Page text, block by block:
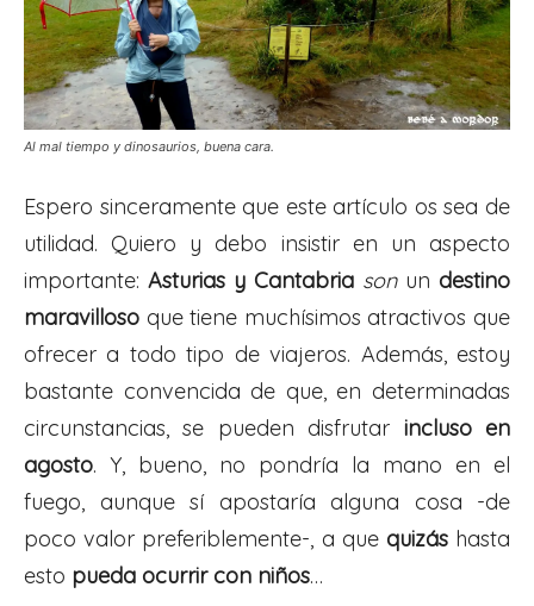
Al mal tiempo y dinosaurios, buena cara.
Espero sinceramente que este artículo os sea de
utilidad. Quiero y debo insistir en un aspecto
importante: Asturias y Cantabria sonun destino
maravilloso que tiene muchísimos atractivos que
ofrecer a todo tipo de viajeros. Además, estoy
bastante convencida de que, en determinadas
circunstancias, se pueden disfrutar incluso en
agosto. Y, bueno, no pondría la mano en el
fuego, aunque sí apostaría alguna cosa -de
poco valor preferiblemente-, a que quizás hasta
esto pueda ocurrir con niños…